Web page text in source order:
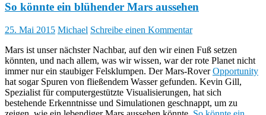
So könnte ein blühender Mars aussehen
25. Mai 2015 Michael Schreibe einen Kommentar
Mars ist unser nächster Nachbar, auf den wir einen Fuß setzen
könnten, und nach allem, was wir wissen, war der rote Planet nicht
immer nur ein staubiger Felsklumpen. Der Mars-RoverOpportunity
hat sogar Spuren von fließendem Wasser gefunden. Kevin Gill,
Spezialist für computergestützte Visualisierungen, hat sich
bestehende Erkenntnisse und Simulationen geschnappt, um zu